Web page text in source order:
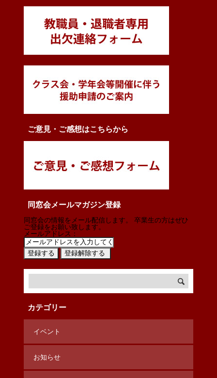
ご意見・ご感想はこちらから
同窓会メールマガジン登録
同窓会の情報をメール配信します。 卒業生の方はぜひ
ご登録をお願い致します。
メールアドレス：
カテゴリー
イベント
お知らせ